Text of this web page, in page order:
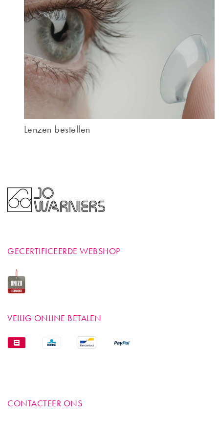
Lenzen bestellen
GECERTIFICEERDE WEBSHOP
VEILIG ONLINE BETALEN
CONTACTEER ONS